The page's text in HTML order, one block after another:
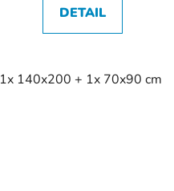
DETAIL
1x 140x200 + 1x 70x90 cm